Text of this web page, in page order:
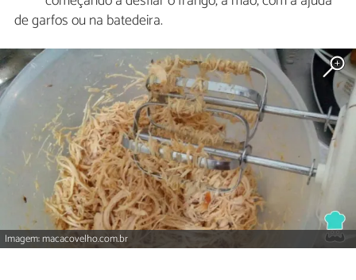
de garfos ou na batedeira.
Imagem: macacovelho.com.br